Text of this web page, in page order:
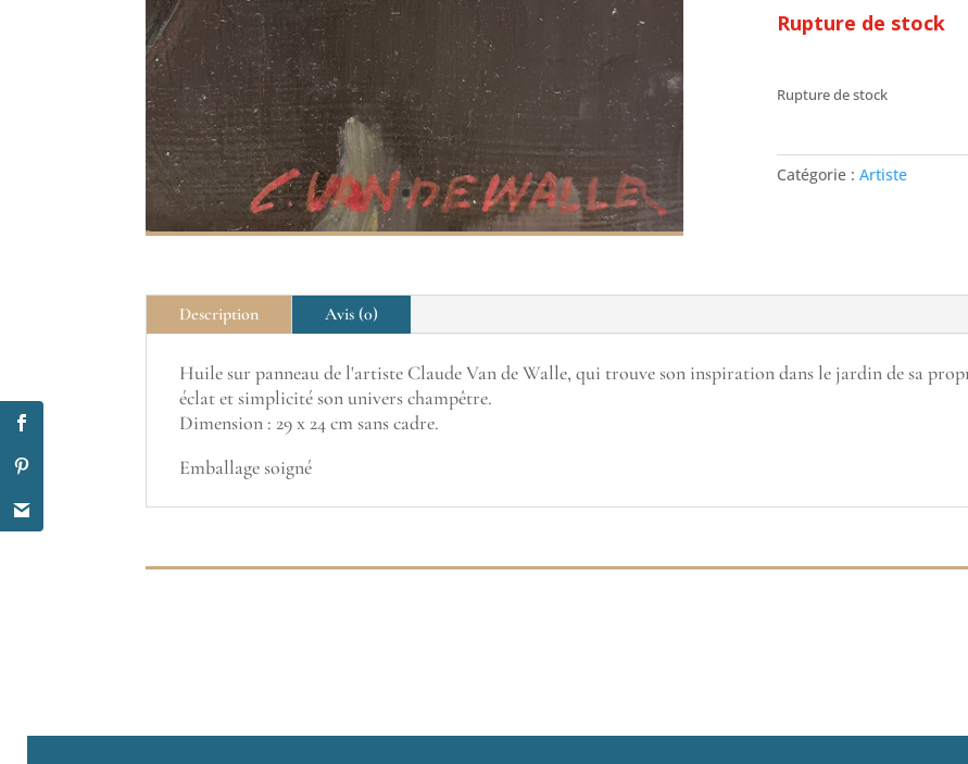
Rupture de stock
Rupture de stock
Catégorie : Artiste
Description Avis (0)
Huile sur panneau de l'artiste Claude Van de Walle, qui trouve son inspiration dans le jardin de sa
éclat et simplicité son univers champêtre.
Dimension : 29 x 24 cm sans cadre.
Emballage soigné